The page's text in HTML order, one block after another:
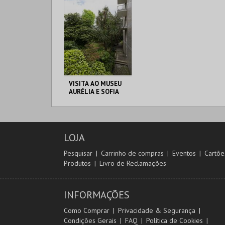
VISITA AO MUSEU
AURÉLIA E SOFIA
SOFIA
COMPRAR
LOJA
Pesquisar Carrinho de compras Eventos
Produtos
Livro de Reclamações
INFORMAÇÕES
Como Comprar
Privacidade & Segurança
Condições Gerais
FAQ Política de Cookies